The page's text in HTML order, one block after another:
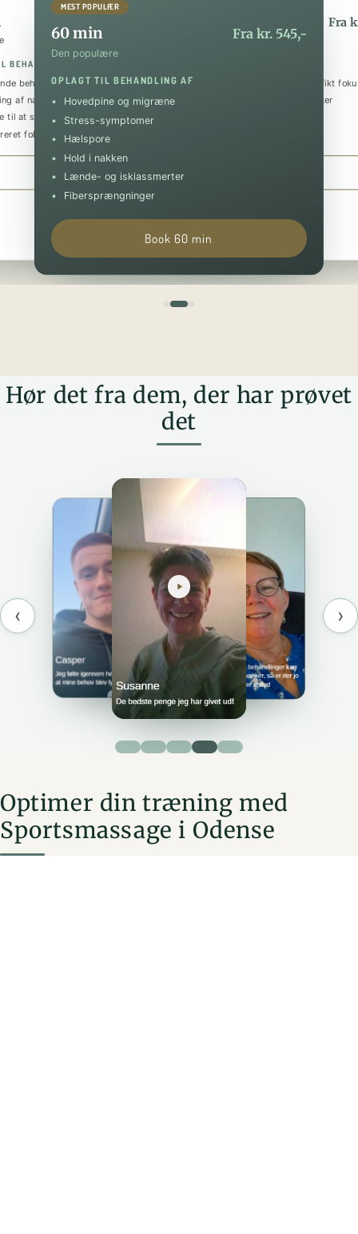
BEHANDLING AF
behandling
af nakke og skuldre
til at sænke stressniveauet
fokus på specifik skade
Book 30 min
MEST POPULÆR
60 min Fra kr. 545,-
Den populære
OPLAGT TIL BEHANDLING AF
Hovedpine og migræne
Stress-symptomer
Hælspore
Hold i nakken
Lænde- og iskiassmerter
Fibersprængninger
Book 60 min
Fra
Den luksuriøse
Helkropsmassage med et specifikt
Behandling af flere problematikker
Hør det fra dem, der har prøvet
det
‹ ›
Optimer din træning med
Sportsmassage i Odense